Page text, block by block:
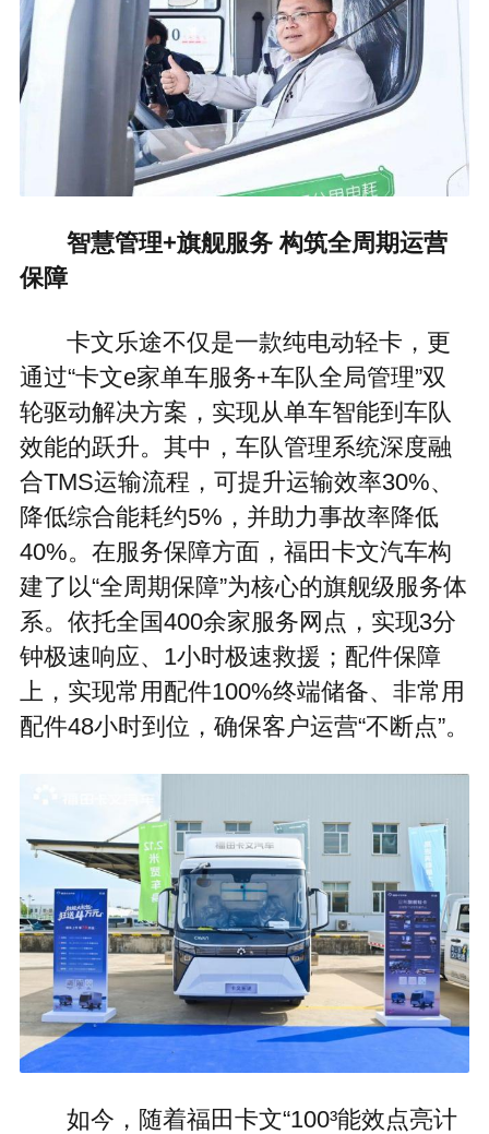
智慧管理+旗舰服务 构筑全周期运营
保障
卡文乐途不仅是一款纯电动轻卡，更
通过“卡文e家单车服务+车队全局管理”双
轮驱动解决方案，实现从单车智能到车队
效能的跃升。其中，车队管理系统深度融
合TMS运输流程，可提升运输效率30%、
降低综合能耗约5%，并助力事故率降低
40%。在服务保障方面，福田卡文汽车构
建了以“全周期保障”为核心的旗舰级服务体
系。依托全国400余家服务网点，实现3分
钟极速响应、1小时极速救援；配件保障
上，实现常用配件100%终端储备、非常用
配件48小时到位，确保客户运营“不断点”。
如今，随着福田卡文“100³能效点亮计